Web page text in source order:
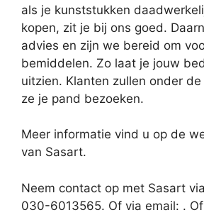
als je kunststukken
kopen, zit je bij ons goed.
advies en zijn we bereid om
bemiddelen. Zo laat je jouw
uitzien. Klanten zullen onder
ze je pand bezoeken.
Meer informatie vind u op de
van Sasart.
Neem contact op met Sasart
030-6013565. Of via email: .